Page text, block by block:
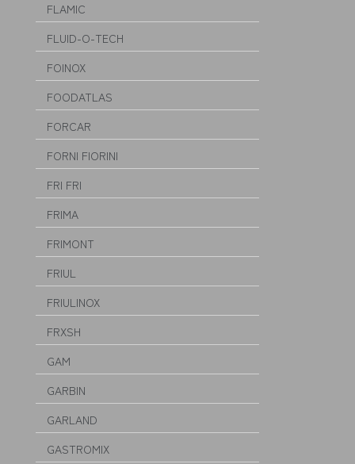
FLAMIC
FLUID-O-TECH
FOINOX
FOODATLAS
FORCAR
FORNI FIORINI
FRI FRI
FRIMA
FRIMONT
FRIUL
FRIULINOX
FRXSH
GAM
GARBIN
GARLAND
GASTROMIX